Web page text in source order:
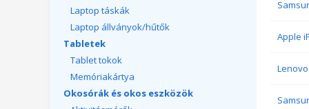
Laptop táskák
Laptop állványok/hűtők
Tabletek
Tablet tokok
Memóriakártya
Okosórák és okos eszközök
Apple